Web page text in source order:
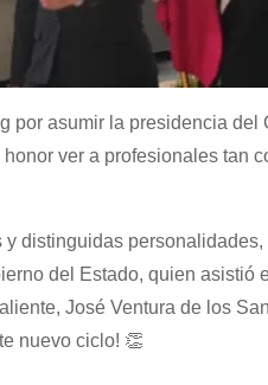
por asumir la presidencia
ver a profesionales tan
distinguidas
del Estado, quien asistió
José Ventura de los
nuevo ciclo! 👏